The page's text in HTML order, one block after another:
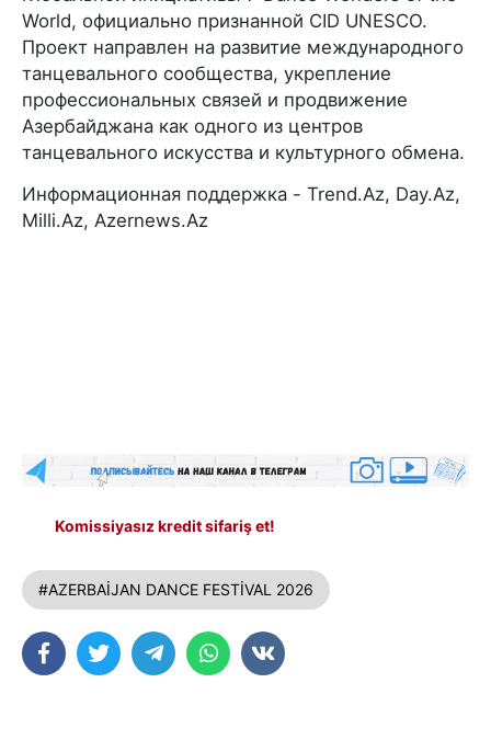
World, официально признанной CID UNESCO.
Проект направлен на развитие международного
танцевального сообщества, укрепление
профессиональных связей и продвижение
Азербайджана как одного из центров
танцевального искусства и культурного обмена.
Информационная поддержка - Trend.Az, Day.Az,
Milli.Az, Azernews.Az
Komissiyasız kredit sifariş et!
#AZERBAİJAN DANCE FESTİVAL 2026